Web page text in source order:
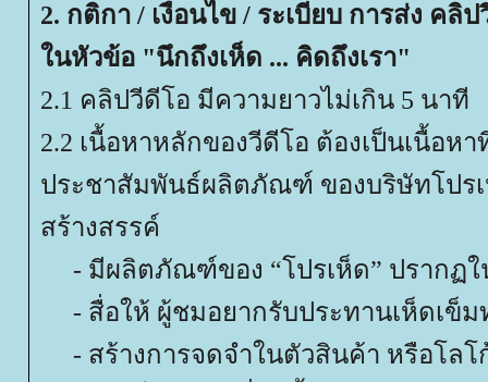
2. กติกา / เงื่อนไข / ระเบียบ การส่ง คลิ
นหัวข้อ "นึกถึงเห็ด ... คิดถึงเรา"
2.1 คลิปวีดีโอ มีความยาวไม่เกิน 5 นาที
2.2 เนื้อหาหลักของวีดีโอ ต้องเป็นเนื้อหา
ประชาสัมพันธ์ผลิตภัณฑ์ ของบริษัทโปรเ
สร้างสรรค์
- มีผลิตภัณฑ์ของ “โปรเห็ด” ปรากฏใ
- สื่อให้ ผู้ชมอยากรับประทานเห็ดเข็ม
- สร้างการจดจำในตัวสินค้า หรือโลโ